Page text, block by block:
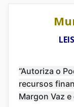
“Autoriza o
recursos
Margon Vaz